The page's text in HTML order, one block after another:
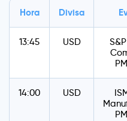
Hora Divisa
13:45 USD
14:00 USD